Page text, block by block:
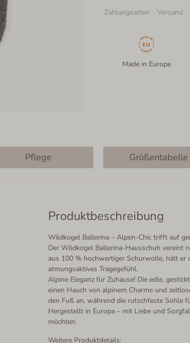
Zahlungsarten
Versand
Made in Europe
Pflege Größentabelle
Produktbeschreibung
Wildkogel Ballerina – Alpen-Chic trifft auf
Der Wildkogel Ballerina-Hausschuh vereint
aus 100 % hochwertiger Schurwolle, hält
atmungsaktives Tragegefühl.
Alpine Eleganz für Zuhause! Die edle,
einen Hauch von alpinem Charme und
den Fuß an, während die rutschfeste Sohle
Hergestellt in Europa – mit Liebe und
möchten.
Weitere Produktdetails: